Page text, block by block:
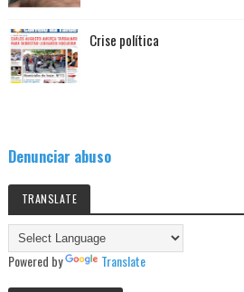
Crise política
Denunciar abuso
TRANSLATE
Powered by Translate